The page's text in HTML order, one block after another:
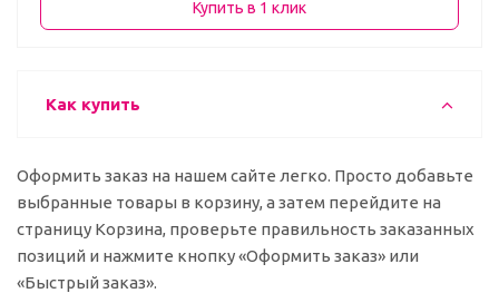
Купить в 1 клик
Как купить
Оформить заказ на нашем сайте легко. Просто добавьте
выбранные товары в корзину, а затем перейдите на
страницу Корзина, проверьте правильность заказанных
позиций и нажмите кнопку «Оформить заказ» или
«Быстрый заказ».